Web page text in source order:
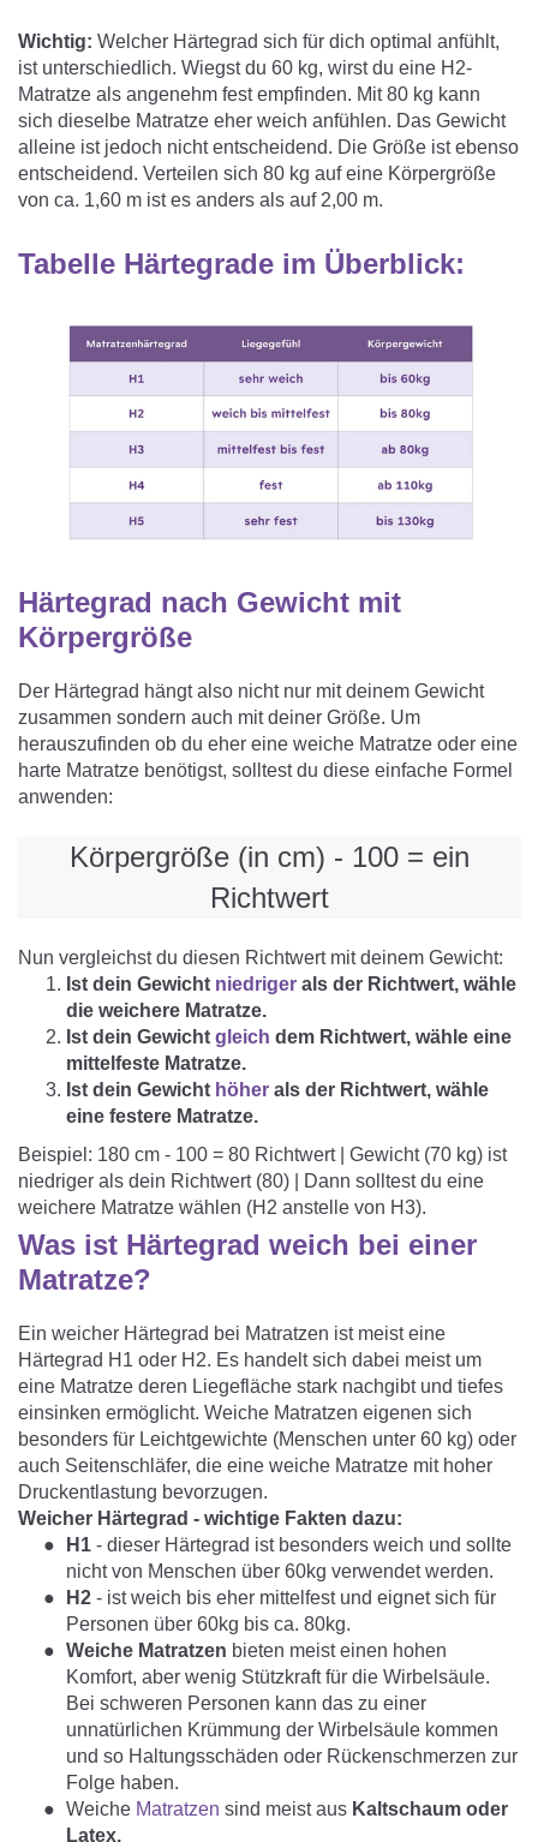
Wichtig: Welcher Härtegrad sich für dich optimal anfühlt,
ist unterschiedlich. Wiegst du 60 kg, wirst du eine H2-
Matratze als angenehm fest empfinden. Mit 80 kg kann
sich dieselbe Matratze eher weich anfühlen. Das Gewicht
alleine ist jedoch nicht entscheidend. Die Größe ist ebenso
entscheidend. Verteilen sich 80 kg auf eine Körpergröße
von ca. 1,60 m ist es anders als auf 2,00 m.
Tabelle Härtegrade im Überblick:
Härtegrad nach Gewicht mit
Körpergröße
Der Härtegrad hängt also nicht nur mit deinem Gewicht
zusammen sondern auch mit deiner Größe. Um
herauszufinden ob du eher eine weiche Matratze oder eine
harte Matratze benötigst, solltest du diese einfache Formel
anwenden:
Körpergröße (in cm) - 100 = ein
Richtwert
Nun vergleichst du diesen Richtwert mit deinem Gewicht:
Ist dein Gewicht niedriger als der Richtwert, wähle
die weichere Matratze.
Ist dein Gewicht gleich dem Richtwert, wähle eine
mittelfeste Matratze.
Ist dein Gewicht höher als der Richtwert, wähle
eine festere Matratze.
Beispiel: 180 cm - 100 = 80 Richtwert | Gewicht (70 kg) ist
niedriger als dein Richtwert (80) | Dann solltest du eine
weichere Matratze wählen (H2 anstelle von H3).
Was ist Härtegrad weich bei einer
Matratze?
Ein weicher Härtegrad bei Matratzen ist meist eine
Härtegrad H1 oder H2. Es handelt sich dabei meist um
eine Matratze deren Liegefläche stark nachgibt und tiefes
einsinken ermöglicht. Weiche Matratzen eigenen sich
besonders für Leichtgewichte (Menschen unter 60 kg) oder
auch Seitenschläfer, die eine weiche Matratze mit hoher
Druckentlastung bevorzugen.
Weicher Härtegrad - wichtige Fakten dazu:
H1 - dieser Härtegrad ist besonders weich und sollte
nicht von Menschen über 60kg verwendet werden.
H2 - ist weich bis eher mittelfest und eignet sich für
Personen über 60kg bis ca. 80kg.
Weiche Matratzen bieten meist einen hohen
Komfort, aber wenig Stützkraft für die Wirbelsäule.
Bei schweren Personen kann das zu einer
unnatürlichen Krümmung der Wirbelsäule kommen
und so Haltungsschäden oder Rückenschmerzen zur
Folge haben.
Weiche Matratzen sind meist aus Kaltschaum oder
Latex.